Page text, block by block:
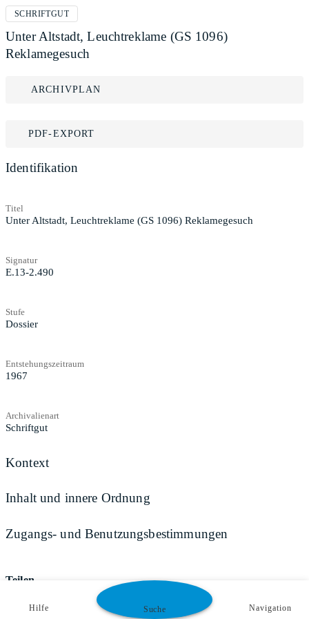
SCHRIFTGUT
Unter Altstadt, Leuchtreklame (GS 1096)
Reklamegesuch
ARCHIVPLAN
PDF-EXPORT
Identifikation
Titel
Unter Altstadt, Leuchtreklame (GS 1096) Reklamegesuch
Signatur
E.13-2.490
Stufe
Dossier
Entstehungszeitraum
1967
Archivalienart
Schriftgut
Kontext
Inhalt und innere Ordnung
Zugangs- und Benutzungsbestimmungen
Teilen
Hilfe Suche Navigation